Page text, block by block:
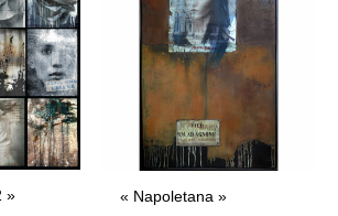
» « Napoletana »